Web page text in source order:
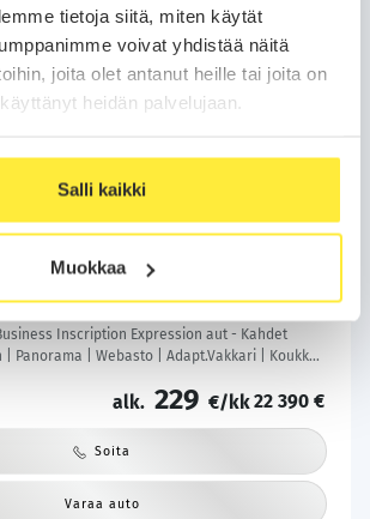
tietoja siitä, miten käytät
voivat yhdistää näitä
joita olet antanut heille tai joita on
heidän palvelujaan.
Salli kaikki
Muokkaa
Inscription Expression aut - Kahdet
Panorama | Webasto | Adapt.Vakkari | Koukku |
alk. 229 €/kk22 390 €
Soita
Varaa auto